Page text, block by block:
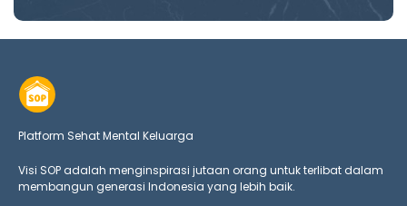
Platform Sehat Mental Keluarga
Visi SOP adalah menginspirasi jutaan orang untuk terlibat dalam
membangun generasi Indonesia yang lebih baik.